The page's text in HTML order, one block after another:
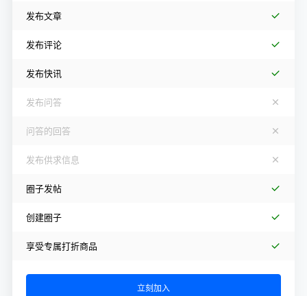
发布文章
发布评论
发布快讯
发布问答
问答的回答
发布供求信息
圈子发帖
创建圈子
享受专属打折商品
立刻加入